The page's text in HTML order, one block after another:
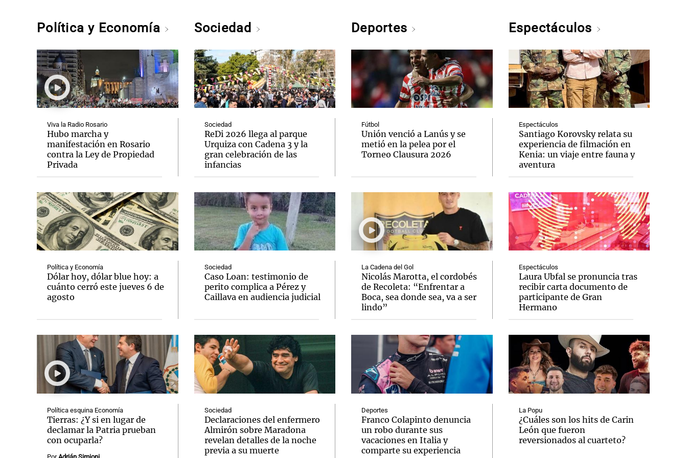
Política y Economía
Viva la Radio Rosario
Hubo marcha y
manifestación en Rosario
contra la Ley de Propiedad
Privada
Política y Economía
Dólar hoy, dólar blue hoy: a
cuánto cerró este jueves 6 de
agosto
Política esquina Economía
Tierras: ¿Y si en lugar de
declamar la Patria prueban
con ocuparla?
Sociedad
Sociedad
ReDi 2026 llega al parque
Urquiza con Cadena 3 y la
gran celebración de las
infancias
Sociedad
Caso Loan: testimonio de
perito complica a Pérez y
Caillava en audiencia judicial
Sociedad
Declaraciones del enfermero
Almirón sobre Maradona
revelan detalles de la noche
previa a su muerte
Deportes
Fútbol
Unión venció a Lanús y se
metió en la pelea por el
Torneo Clausura 2026
La Cadena del Gol
Nicolás Marotta, el cordobés
de Recoleta: “Enfrentar a
Boca, sea donde sea, va a ser
lindo”
Deportes
Franco Colapinto denuncia
un robo durante sus
vacaciones en Italia y
comparte su experiencia
Espectáculos
Espectáculos
Santiago Korovsky relata su
experiencia de filmación en
Kenia: un viaje entre fauna y
aventura
Espectáculos
Laura Ubfal se pronuncia tras
recibir carta documento de
participante de Gran
Hermano
La Popu
¿Cuáles son los hits de Carin
León que fueron
reversionados al cuarteto?
Notas
El huracán de Arequito
Notas
Cadena 3 en Groenlandia
Notas